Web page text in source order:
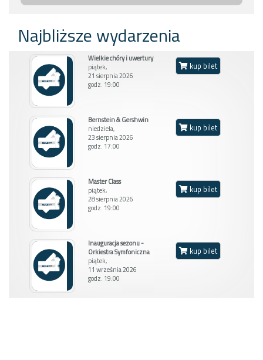
Balkon L
Najbliższe wydarzenia
Wielkie chóry i uwertury
piątek,
21 sierpnia 2026
godz. 19:00
kup bilet
Bernstein & Gershwin
niedziela,
23 sierpnia 2026
godz. 17:00
kup bilet
Master Class
piątek,
28 sierpnia 2026
godz. 19:00
kup bilet
Inauguracja sezonu -
Orkiestra Symfoniczna
piątek,
11 września 2026
godz. 19:00
kup bilet